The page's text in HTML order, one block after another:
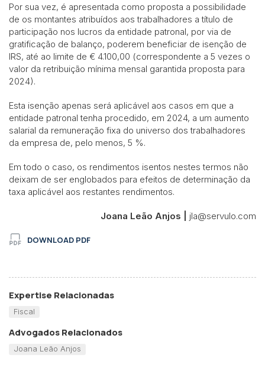
Por sua vez, é apresentada como proposta a possibilidade
de os montantes atribuídos aos trabalhadores a título de
participação nos lucros da entidade patronal, por via de
gratificação de balanço, poderem beneficiar de isenção de
IRS, até ao limite de € 4.100,00 (correspondente a 5 vezes o
valor da retribuição mínima mensal garantida proposta para
2024).
Esta isenção apenas será aplicável aos casos em que a
entidade patronal tenha procedido, em 2024, a um aumento
salarial da remuneração fixa do universo dos trabalhadores
da empresa de, pelo menos, 5 %.
Em todo o caso, os rendimentos isentos nestes termos não
deixam de ser englobados para efeitos de determinação da
taxa aplicável aos restantes rendimentos.
Joana Leão Anjos | jla@servulo.com
DOWNLOAD PDF
Expertise Relacionadas
Fiscal
Advogados Relacionados
Joana Leão Anjos